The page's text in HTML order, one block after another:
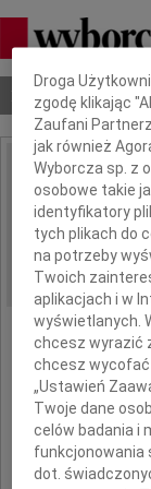
Nekrologi
IMIĘ I NAZWISKO:
REGION:
DATA EMISJI:
Dbamy o Twoją
Droga
zgodę klikając
Zaufani
jak również
Wyborcza sp. z
osobowe takie
identyfikatory
tych plikach do
na potrzeby
Twoich
aplikacjach i w
wyświetlanych.
chcesz wyrazić
chcesz wycofać
„Ustawień
Twoje dane
celów badania i
funkcjonowania
dot.